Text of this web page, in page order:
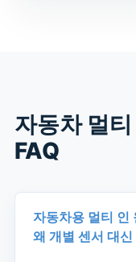
자동차 멀
FAQ
자동차용 멀티 인
왜 개별 센서 대